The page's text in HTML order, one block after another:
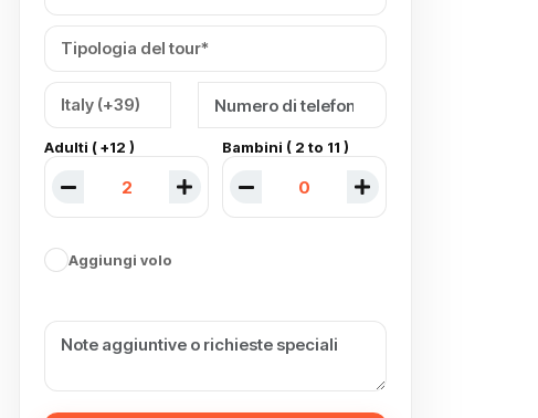
Adulti ( +12 ) Bambini ( 2 to 11 )
Aggiungi volo